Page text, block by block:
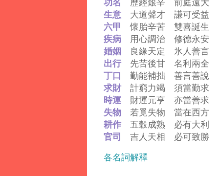
生意 大道聲才 謙可受益
六甲懷胎辛苦 雙喜誕生
疾病 用心調治 修德永安
婚姻 良緣天定 氷人善言
出行 先苦後甘 名利兩全
丁口 勤能補拙 善言善說
求財計窮力竭 須當勤求
時運 財運元亨 亦當善求
失物 若覓失物 當在西方
耕作 五穀成熟 必有大利
官司 吉人天相 必可致勝
各名詞解釋